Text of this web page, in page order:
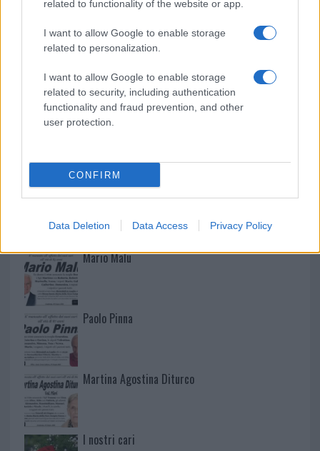
related to functionality of the website or app.
I want to allow Google to enable storage
related to personalization.
I want to allow Google to enable storage
related to security, including authentication
functionality and fraud prevention, and other
user protection.
CONFIRM
Data Deletion Data Access Privacy Policy
Raid nelle campagne di Berchidda, rischio per
la rete elettrica
Mario Malu
Paolo Pinna
Martina Agostina Diturco
I nostri cari